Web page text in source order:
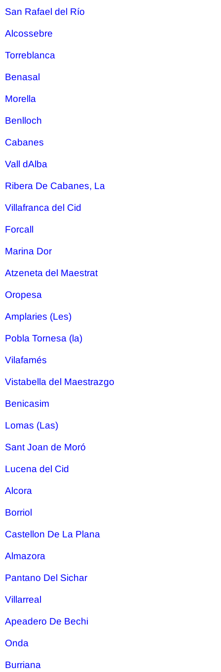
San Rafael del Río
Alcossebre
Torreblanca
Benasal
Morella
Benlloch
Cabanes
Vall dAlba
Ribera De Cabanes, La
Villafranca del Cid
Forcall
Marina Dor
Atzeneta del Maestrat
Oropesa
Amplaries (Les)
Pobla Tornesa (la)
Vilafamés
Vistabella del Maestrazgo
Benicasim
Lomas (Las)
Sant Joan de Moró
Lucena del Cid
Alcora
Borriol
Castellon De La Plana
Almazora
Pantano Del Sichar
Villarreal
Apeadero De Bechi
Onda
Burriana